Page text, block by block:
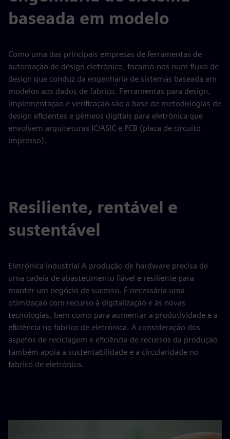
baseada em modelo
Como uma das principais empresas de ferramentas de
automação de design eletrónico, focamo-nos num fluxo de
design que conduz da engenharia de sistemas baseada em
modelos aos dados de fabrico. Ferramentas para design,
implementação e verificação são a base de metodologias de
design eficientes e gêmeos digitais para eletrónica que
envolvem arquiteturas IC/ASIC e PCB (placa de circuito
impresso).
Resiliente, rentável e
sustentável
Eletrónica industrial A produção de hardware precisa de
uma cadeia de abastecimento fiável e resiliente para
manter um negócio de sucesso. É necessária uma
otimização com recurso à digitalização e às novas
tecnologias, bem como para aumentar a produtividade e a
eficiência no fabrico de eletrónica. A consideração dos
aspetos de reciclagem e eficiência de recursos da produção
também apoia a sustentabilidade e a circularidade no
fabrico de eletrónica.